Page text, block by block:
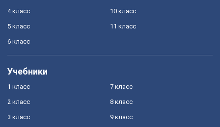
4 класс
5 класс
6 класс
10 класс
11 класс
Учебники
1 класс
2 класс
3 класс
7 класс
8 класс
9 класс